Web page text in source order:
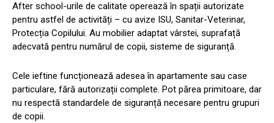
After school-urile de calitate operează în spații autorizate
pentru astfel de activități – cu avize ISU, Sanitar-Veterinar,
Protecția Copilului. Au mobilier adaptat vârstei, suprafață
adecvată pentru numărul de copii, sisteme de siguranță.
Cele ieftine funcționează adesea în apartamente sau case
particulare, fără autorizații complete. Pot părea primitoare, dar
nu respectă standardele de siguranță necesare pentru grupuri
de copii.